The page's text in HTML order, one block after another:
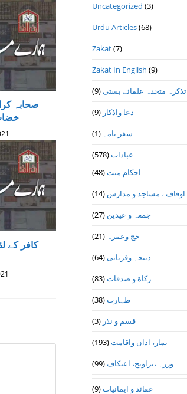
صحابہ
Uncategorized (3)
Urdu Articles(68)
Zakat(7)
Zakat In English (9)
تذكرہ متحدہ علمائے بستى(9)
دعا واذكار (9)
سفر نامہ (1)
عبادات(578)
احکام میت(48)
اوقاف ، مساجد و مدارس (14)
جمعہ و عیدین (27)
حج وعمرہ (21)
ذبیحہ وقربانی(64)
زکاة و صدقات(83)
طہارت(38)
قسم و نذر (3)
نماز، اذان واقامت(193)
وزرہ ،تراويح، اعتكاف(99)
عقائد و ایمانیات(9)